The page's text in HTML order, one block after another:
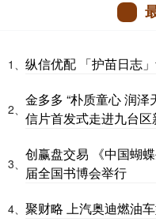
1、 纵信优配 「护苗日志
2、
金多多 “朴质童心 润
信片首发式走进九台
3、
创赢盘交易 《中国蝴
届全国书博会举行
4、 聚财略 上汽奥迪燃油